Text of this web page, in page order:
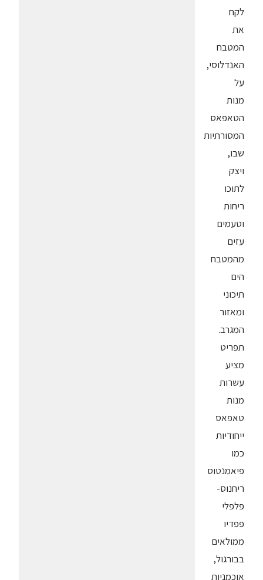
לקח
את
המטבח
האנדלוסי,
על
מנות
הטאפאס
המסורתיות
שבו,
ויצק
לתוכו
ריחות
וטעמים
עזים
מהמטבח
הים
תיכוני
ומאזור
המגרב.
תפריט
מציע
עשרות
מנות
טאפאס
ייחודיות
כמו
פיאמנטוס
ריחנוס-
פלפלי
פפדיו
ממולאים
בבורגול,
אוכמניות